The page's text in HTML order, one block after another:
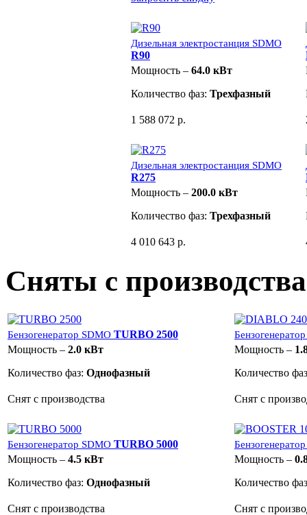
Дизельная электростанция SDMO
R90
Мощность – 64.0 кВт
Количество фаз: Трехфазный
1 588 072 р.
Дизельная электростанция SDMO
R275
Мощность – 200.0 кВт
Количество фаз: Трехфазный
4 010 643 р.
Сняты с производства
Бензогенератор SDMO TURBO 2500
Мощность – 2.0 кВт
Количество фаз: Однофазный
Мощность –
Количество
Снят с производства Снят с
Бензогенератор SDMO TURBO 5000
Мощность – 4.5 кВт
Количество фаз: Однофазный
Мощность –
Количество
Снят с производства Снят с